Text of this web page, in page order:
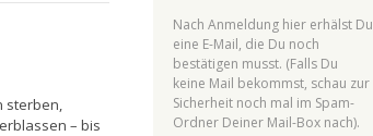
sterben,
– bis
Nach Anmeldung hier erhälst Du
eine E-Mail, die Du noch
bestätigen musst. (Falls Du
keine Mail bekommst, schau zur
Sicherheit noch mal im Spam-
Ordner Deiner Mail-Box nach).